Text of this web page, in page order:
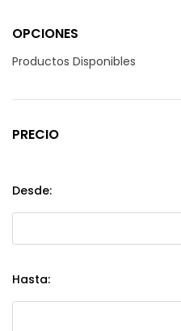
OPCIONES
Productos Disponibles
PRECIO
Desde:
Hasta: